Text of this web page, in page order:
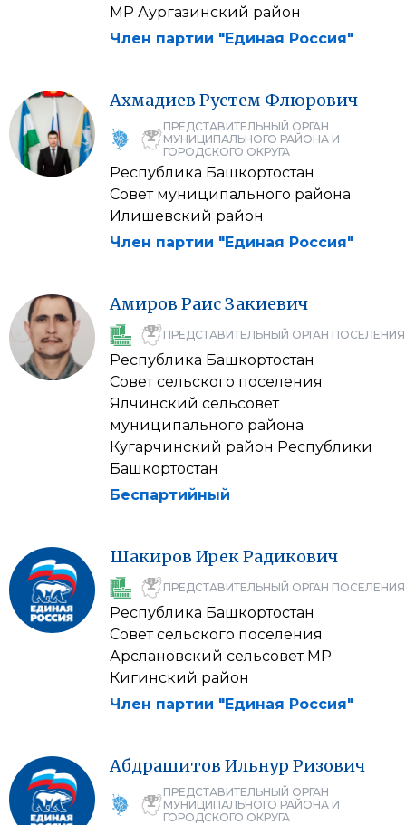
МР Аургазинский район
Член партии "Единая Россия"
Ахмадиев Рустем Флюрович
ПРЕДСТАВИТЕЛЬНЫЙ ОРГАН
МУНИЦИПАЛЬНОГО РАЙОНА И
ГОРОДСКОГО ОКРУГА
Республика Башкортостан
Совет муниципального района
Илишевский район
Член партии "Единая Россия"
Амиров РаисЗакиевич
ПРЕДСТАВИТЕЛЬНЫЙ ОРГАН ПОСЕЛЕНИЯ
Республика Башкортостан
Совет сельского поселения
Ялчинский сельсовет
муниципального района
Кугарчинский район Республики
Башкортостан
Беспартийный
Шакиров ИрекРадикович
ПРЕДСТАВИТЕЛЬНЫЙ ОРГАН ПОСЕЛЕНИЯ
Республика Башкортостан
Совет сельского поселения
Арслановский сельсовет МР
Кигинский район
Член партии "Единая Россия"
Абдрашитов Ильнур Ризович
ПРЕДСТАВИТЕЛЬНЫЙ ОРГАН
МУНИЦИПАЛЬНОГО РАЙОНА И
ГОРОДСКОГО ОКРУГА